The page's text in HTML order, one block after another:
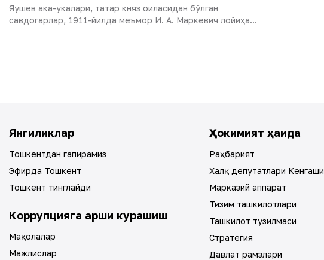
Яушев ака-укалари, татар княз оиласидан бўлган
савдогарлар, 1911-йилда меъмор И. А. Маркевич лойиҳа...
Янгиликлар
Тошкентдан гапирамиз
Эфирда Тошкент
Тошкент тинглайди
Коррупцияга қарши курашиш
Мақолалар
Мажлислар
Ҳокимият ҳақида
Раҳбарият
Халқ депутатлари Кенгаши
Марказий аппарат
Тизим ташкилотлари
Ташкилот тузилмаси
Стратегия
Давлат рамзлари